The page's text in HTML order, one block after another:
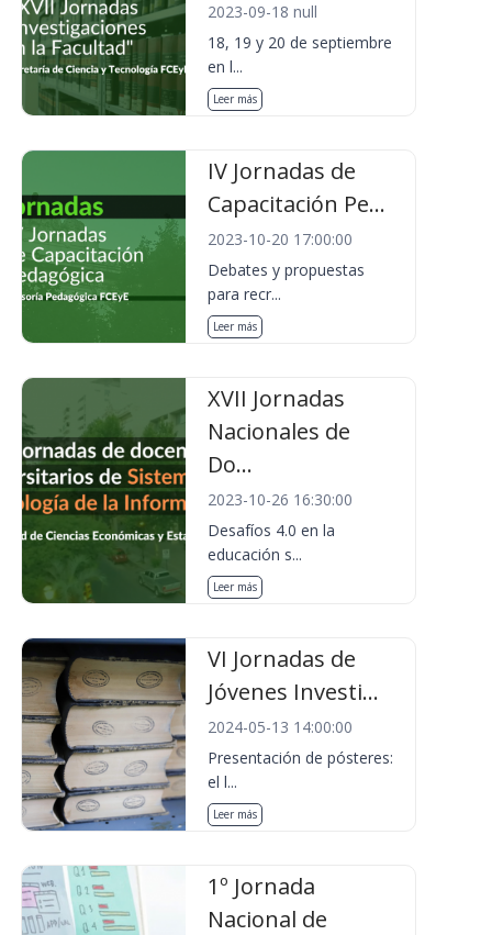
2023-09-18 null
18, 19 y 20 de septiembre
en l...
Leer más
IV Jornadas de
Capacitación Pe...
2023-10-20 17:00:00
Debates y propuestas
para recr...
Leer más
XVII Jornadas
Nacionales de
Do...
2023-10-26 16:30:00
Desafíos 4.0 en la
educación s...
Leer más
VI Jornadas de
Jóvenes Investi...
2024-05-13 14:00:00
Presentación de pósteres:
el l...
Leer más
1º Jornada
Nacional de